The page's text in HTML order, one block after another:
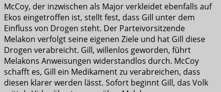
McCoy, der inzwischen als Major verkleidet ebenfalls auf
Ekos eingetroffen ist, stellt fest, dass Gill unter dem
Einfluss von Drogen steht. Der Parteivorsitzende
Melakon verfolgt seine eigenen Ziele und hat Gill diese
Drogen verabreicht. Gill, willenlos geworden, führt
Melakons Anweisungen widerstandlos durch. McCoy
schafft es, Gill ein Medikament zu verabreichen, dass
diesen klarer werden lässt. Sofort beginnt Gill, das Volk